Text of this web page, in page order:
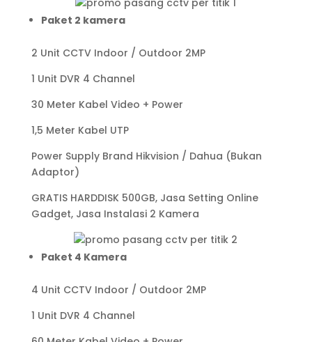
Paket 2 kamera
2 Unit CCTV Indoor / Outdoor 2MP
1 Unit DVR 4 Channel
30 Meter Kabel Video + Power
1,5 Meter Kabel UTP
Power Supply Brand Hikvision / Dahua (Bukan
Adaptor)
GRATIS HARDDISK 500GB, Jasa Setting Online
Gadget, Jasa Instalasi 2 Kamera
Paket 4 Kamera
4 Unit CCTV Indoor / Outdoor 2MP
1 Unit DVR 4 Channel